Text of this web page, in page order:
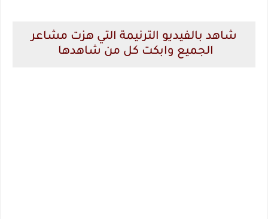
شاهد بالفيديو الترنيمة التي هزت مشاعر
الجميع وابكت كل من شاهدها